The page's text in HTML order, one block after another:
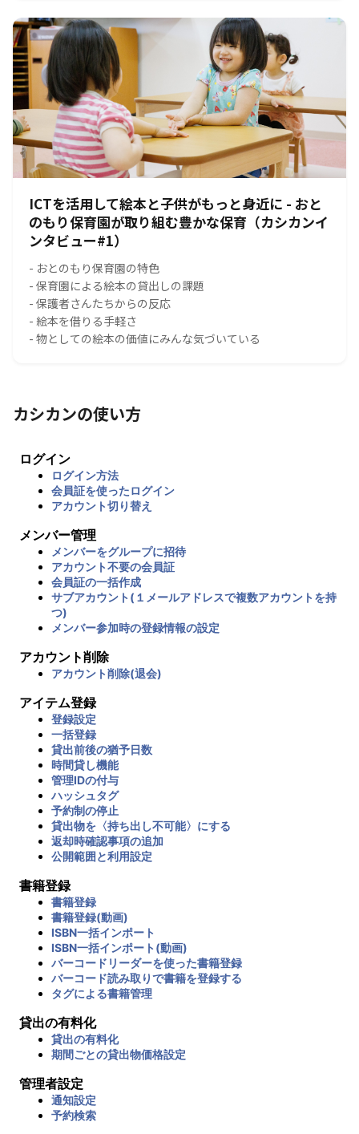
ICTを活用して絵本と子供がもっと身近に - おと
のもり保育園が取り組む豊かな保育（カシカンイ
ンタビュー#1）
- おとのもり保育園の特色
- 保育園による絵本の貸出しの課題
- 保護者さんたちからの反応
- 絵本を借りる手軽さ
- 物としての絵本の価値にみんな気づいている
カシカンの使い方
ログイン
ログイン方法
会員証を使ったログイン
アカウント切り替え
メンバー管理
メンバーをグループに招待
アカウント不要の会員証
会員証の一括作成
サブアカウント(１メールアドレスで複数アカウントを持
つ)
メンバー参加時の登録情報の設定
アカウント削除
アカウント削除(退会)
アイテム登録
登録設定
一括登録
貸出前後の猶予日数
時間貸し機能
管理IDの付与
ハッシュタグ
予約制の停止
貸出物を〈持ち出し不可能〉にする
返却時確認事項の追加
公開範囲と利用設定
書籍登録
書籍登録
書籍登録(動画)
ISBN一括インポート
ISBN一括インポート(動画)
バーコードリーダーを使った書籍登録
バーコード読み取りで書籍を登録する
タグによる書籍管理
貸出の有料化
貸出の有料化
期間ごとの貸出物価格設定
管理者設定
通知設定
予約検索